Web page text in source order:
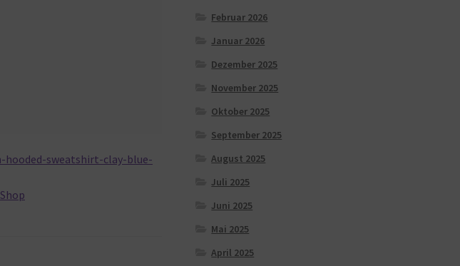
sweatshirt-clay-blue-
Februar 2026
Januar 2026
Dezember 2025
November 2025
Oktober 2025
September 2025
August 2025
Juli 2025
Juni 2025
Mai 2025
April 2025